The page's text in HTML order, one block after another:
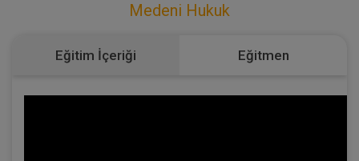
Medeni Hukuk
Eğitim İçeriği Eğitmen